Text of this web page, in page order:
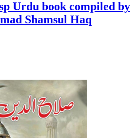
Urdu book compiled by
Shamsul Haq